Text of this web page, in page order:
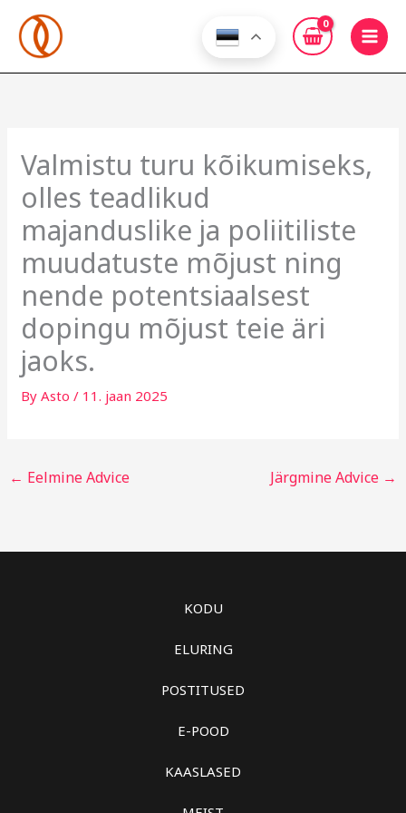
content
Valmistu turu kõikumiseks,
olles teadlikud
majanduslike ja poliitiliste
muudatuste mõjust ning
nende potentsiaalsest
dopingu mõjust teie äri
jaoks.
ByAsto/ 11. jaan 2025
← Eelmine Advice Järgmine Advice →
KODU
ELURING
POSTITUSED
E-POOD
KAASLASED